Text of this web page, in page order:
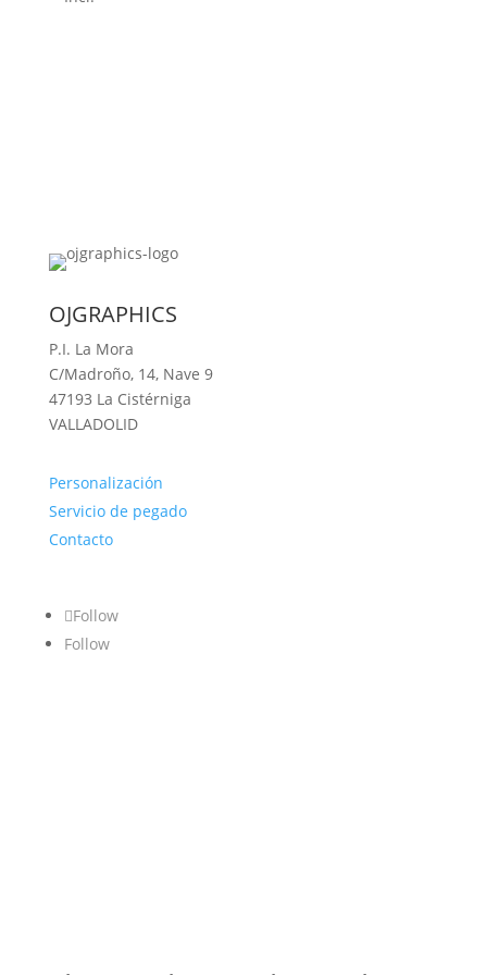
OJGRAPHICS
P.I. La Mora
C/Madroño, 14, Nave 9
47193 La Cistérniga
VALLADOLID
Personalización
Servicio de pegado
Contacto
Follow
Follow